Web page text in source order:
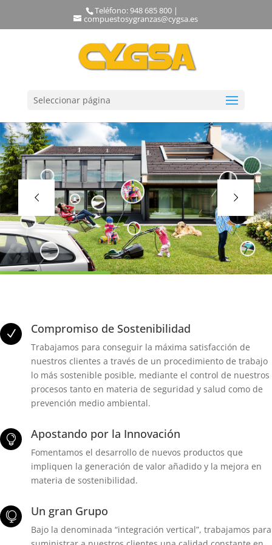
Teléfono: 948 685 800 |
compuestosygranzas@cygsa.es
Seleccionar página
N Compromiso de Sostenibilidad
Trabajamos para conseguir la máxima satisfacción de
nuestros clientes a través de un procedimiento de trabajo
lo más sostenible posible, mediante el control de nuestros
procesos tanto en materia de seguridad y salud como de
prevención medio ambiental.
 Apostando por la Innovación
Fomentamos el desarrollo de nuevos productos que
impliquen la generación de valor añadido y la mejora en
materia de sostenibilidad.
 Un gran Grupo
Bajo la denominada “integración vertical”, trabajamos para